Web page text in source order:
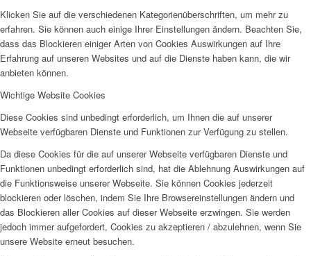
Klicken Sie auf die verschiedenen Kategorienüberschriften, um mehr zu
erfahren. Sie können auch einige Ihrer Einstellungen ändern. Beachten Sie,
dass das Blockieren einiger Arten von Cookies Auswirkungen auf Ihre
Erfahrung auf unseren Websites und auf die Dienste haben kann, die wir
anbieten können.
Wichtige Website Cookies
Diese Cookies sind unbedingt erforderlich, um Ihnen die auf unserer
Webseite verfügbaren Dienste und Funktionen zur Verfügung zu stellen.
Da diese Cookies für die auf unserer Webseite verfügbaren Dienste und
Funktionen unbedingt erforderlich sind, hat die Ablehnung Auswirkungen auf
die Funktionsweise unserer Webseite. Sie können Cookies jederzeit
blockieren oder löschen, indem Sie Ihre Browsereinstellungen ändern und
das Blockieren aller Cookies auf dieser Webseite erzwingen. Sie werden
jedoch immer aufgefordert, Cookies zu akzeptieren / abzulehnen, wenn Sie
unsere Website erneut besuchen.